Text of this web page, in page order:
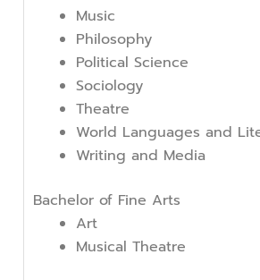
Music
Philosophy
Political Science
Sociology
Theatre
World Languages and
Writing and Media
Bachelor of Fine Arts
Art
Musical Theatre